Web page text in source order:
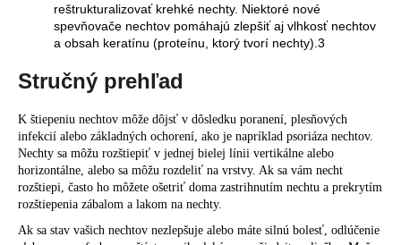
reštrukturalizovať krehké nechty. Niektoré nové
spevňovače nechtov pomáhajú zlepšiť aj vlhkosť nechtov
a obsah keratínu (proteínu, ktorý tvorí nechty).3
Stručný prehľad
K štiepeniu nechtov môže dôjsť v dôsledku poranení, plesňových
infekcií alebo základných ochorení, ako je napríklad psoriáza nechtov.
Nechty sa môžu rozštiepiť v jednej bielej línii vertikálne alebo
horizontálne, alebo sa môžu rozdeliť na vrstvy. Ak sa vám necht
rozštiepi, často ho môžete ošetriť doma zastrihnutím nechtu a prekrytím
rozštiepenia zábalom a lakom na nechty.
Ak sa stav vašich nechtov nezlepšuje alebo máte silnú bolesť, odlúčenie